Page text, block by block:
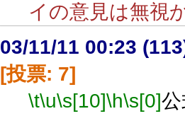
イの意見は無視
03/11/11 00:23
[投票: 7]
\t\u\s[10]\h\s[0]